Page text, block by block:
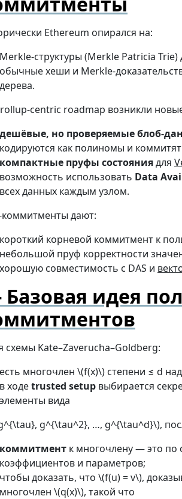
Ethereum опирался на:
Merkle-структуры (Merkle Patricia
обычные хеши и Merkle-
дерева.
centric roadmap возникли
дешёвые, но проверяемые блоб-
кодируются как полиномы и
компактные пруфы состояниядля
возможность использовать Data
всех данных каждым узлом.
коммитменты дают:
короткий корневой коммитмент к
небольшой пруф корректности
хорошую совместимость с DAS и
Базовая идея
схемы Kate–Zaverucha–Goldberg:
есть многочлен \(f(x)\) степени ≤ d
в ходеtrusted setup выбирается
элементы вида
g^{\tau^2}, …, g^{\tau^d}\),
коммитмент к многочлену — это
коэффициентов и параметров;
чтобы доказать, что \(f(u) = v\),
многочлен \(q(x)\), такой что